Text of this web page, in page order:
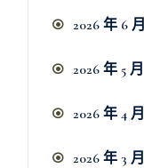
2026 年 6 月
2026 年 5 月
2026 年 4 月
2026 年 3 月